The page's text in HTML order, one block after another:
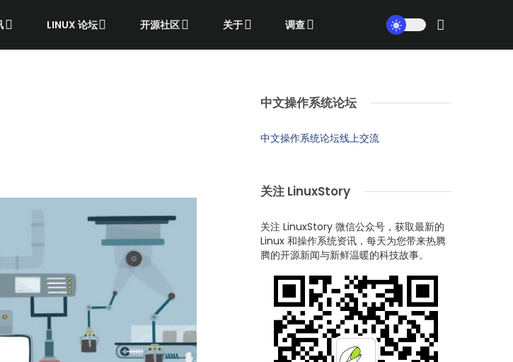
LINUX 论坛 开源社区 关于 调查
中文操作系统论坛
中文操作系统论坛线上交流
关注 LinuxStory
关注 LinuxStory 微信公众号，获取最新的
Linux 和操作系统资讯，每天为您带来热腾
腾的开源新闻与新鲜温暖的科技故事。